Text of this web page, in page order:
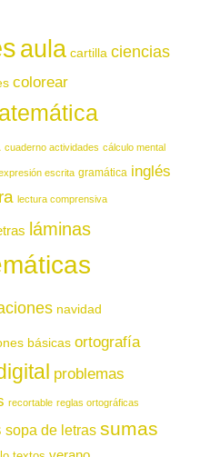
aula cartilla ciencias
colorear
cuaderno actividades cálculo mental
escrita gramática inglés
lectura comprensiva
láminas
navidad
básicas ortografía
problemas
recortable reglas ortográficas
sopa de letras sumas